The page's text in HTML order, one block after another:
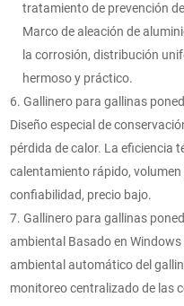
tratamiento de prevención
Marco de aleación de
la corrosión, distribución
hermoso y práctico.
6. Gallinero para gallinas
Diseño especial de
pérdida de calor. La eficiencia
calentamiento rápido,
confiabilidad, precio bajo.
7. Gallinero para gallinas
ambiental Basado en
ambiental automático del
monitoreo centralizado de las